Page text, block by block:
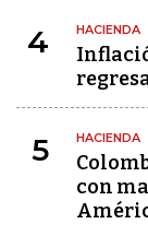
4 HACIENDA
5 HACIENDA
con